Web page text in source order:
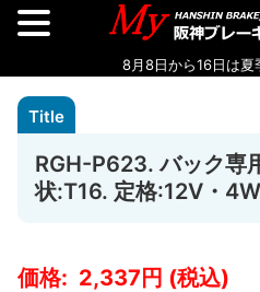
RGH-P623. バック
状:T16. 定格:12V・
2,337